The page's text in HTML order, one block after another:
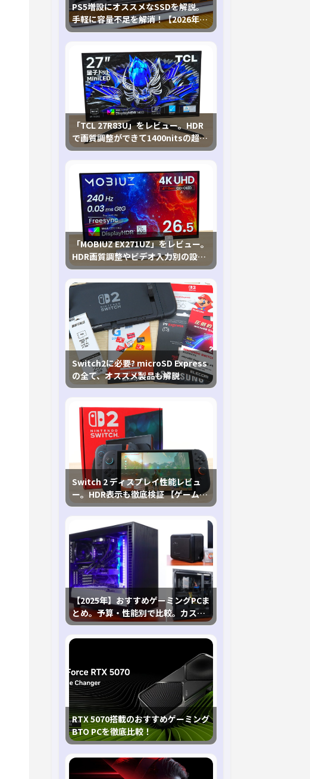
PS5増設にオススメなSSDを解説。
手軽に容量不足を解消！【2026年最
新、PS5 Proにも対応】
「TCL 27R83U」をレビュー。HDR
で画質調整ができて1400nitsの超高
輝度も発揮！
「MOBIUZ EX271UZ」をレビュー。
HDR画質調整やビデオ入力別の設定
が可能な4K有機ELゲーミングモニタ
を徹底検証
Switch2に必要? microSD Express
の全て、オススメ製品も解説
Switch 2 ディスプレイ性能レビュ
ー。HDR表示も徹底検証 【ゲームに
おけるHDRの未来を切り開く1台！】
【2025年】おすすめゲーミングPCま
とめ。予算・性能別で比較。カスタ
マイズ指南も
RTX 5070搭載のおすすめゲーミング
BTO PCを徹底比較！